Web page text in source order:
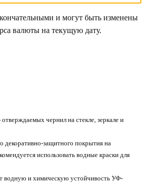
и могут быть изменены
валюты на текущую дату.
чернил на стекле, зеркале и
декоративно-защитного покрытия на
использовать водные краски для
водную и химическую устойчивость УФ-